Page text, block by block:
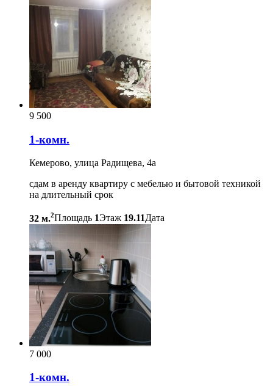
9 500
1-комн.
Кемерово, улица Радищева, 4а
сдам в аренду квартиру с мебелью и бытовой техникой
на длительный срок
32 м.2Площадь 1Этаж 19.11Дата
7 000
1-комн.